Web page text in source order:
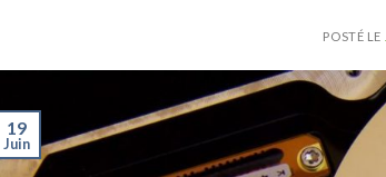
POSTÉ LE
19
Juin